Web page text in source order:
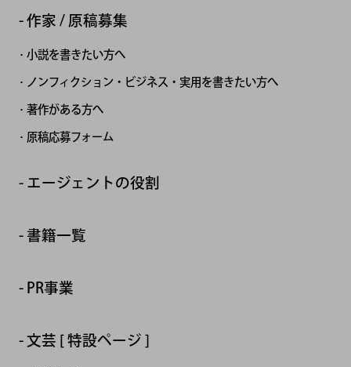
作家 / 原稿募集
小説を書きたい方へ
ノンフィクション・ビジネス・実用を書きたい方へ
著作がある方へ
原稿応募フォーム
エージェントの役割
書籍一覧
PR事業
文芸 [ 特設ページ ]